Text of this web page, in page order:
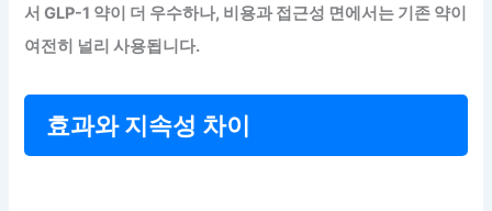
서 GLP-1 약이 더 우수하나, 비용과 접근성 면에서는 기존 약이
여전히 널리 사용됩니다.
효과와 지속성 차이